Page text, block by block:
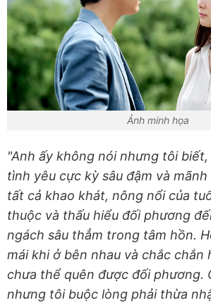
Ảnh minh họa
"Anh ấy không nói nhưng tôi
tình yêu cực kỳ sâu đậm và
tất cả khao khát, nông nổi của
thuộc và thấu hiểu đối phương
ngách sâu thẳm trong tâm hồn.
mái khi ở bên nhau và chắc chắn
chưa thể quên được đối phương.
nhưng tôi buộc lòng phải thừa